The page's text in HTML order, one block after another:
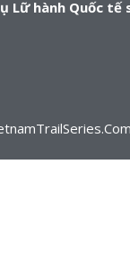
Lữ hành Quốc tế